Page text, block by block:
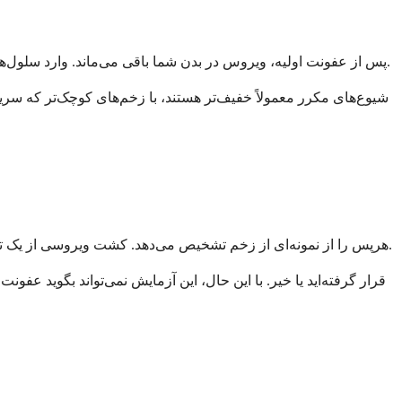
پس از عفونت اولیه، ویروس در بدن شما باقی می‌ماند. وارد سلول‌های عصبی نزدیک قاعده ستون فقرات شده و در حالت نهفته باقی می‌ماند. گاهی اوقات، می‌تواند دوباره فعال شده و باعث شیوع جدیدی شود.
شیوع‌های مکرر معمولاً خفیف‌تر هستند، با زخم‌های کوچک‌تر که
دقیق‌ترین آزمایش، آزمایش تقویت اسید نوکلئیک (NAAT) است که DNA هرپس را از نمونه‌ای از زخم تشخیص می‌دهد. کشت ویروسی از یک تاول باز نیز می‌تواند مؤثر باشد، به خصوص زمانی که زخم تازه است.